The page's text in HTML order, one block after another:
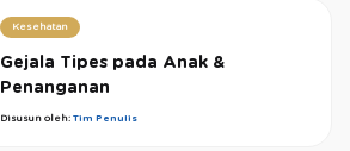
Kesehatan
Gejala Tipes pada Anak &
Penanganan
Disusun oleh: Tim Penulis